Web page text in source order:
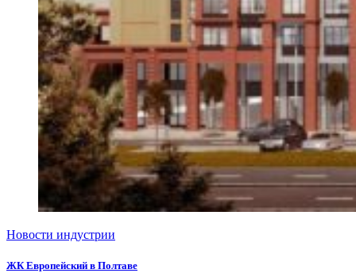
Новости индустрии
ЖК Европейский в Полтаве